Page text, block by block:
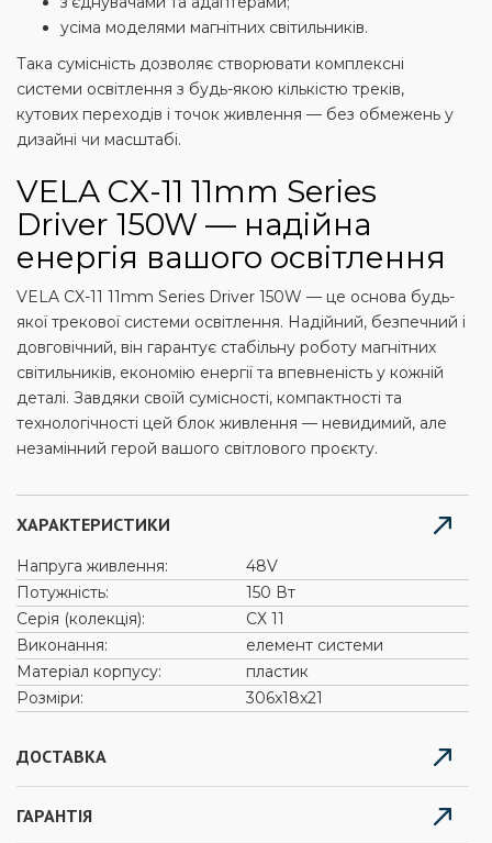
усіма моделями магнітних світильників.
Така сумісність дозволяє створювати комплексні
системи освітлення з будь-якою кількістю треків,
кутових переходів і точок живлення — без обмежень у
дизайні чи масштабі.
VELA CX-11 11mm Series
Driver 150W — надійна
енергія вашого освітлення
VELA CX-11 11mm Series Driver 150W — це основа будь-
якої трекової системи освітлення. Надійний, безпечний і
довговічний, він гарантує стабільну роботу магнітних
світильників, економію енергії та впевненість у кожній
деталі. Завдяки своїй сумісності, компактності та
технологічності цей блок живлення — невидимий, але
незамінний герой вашого світлового проєкту.
ХАРАКТЕРИСТИКИ
Напруга живлення:
48V
Потужність:
150 Вт
Серія (колекція):
СХ 11
Виконання:
елемент системи
Матеріал корпусу:
пластик
Розміри:
306x18x21
ДОСТАВКА
ГАРАНТІЯ